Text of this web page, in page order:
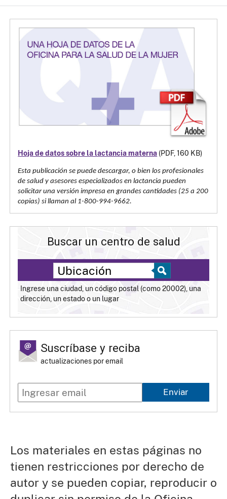
Hoja de datos sobre la lactancia materna (PDF, 160 KB)
Esta publicación se puede descargar, o bien los profesionales
de salud y asesores especializados en lactancia pueden
solicitar una versión impresa en grandes cantidades (25 a 200
copias) si llaman al 1-800-994-9662.
Buscar un centro de salud
Ingrese una ciudad, un código postal (como 20002), una
dirección, un estado o un lugar
Suscríbase y reciba
actualizaciones por email
Enviar
Los materiales en estas páginas no
tienen restricciones por derecho de
autor y se pueden copiar, reproducir o